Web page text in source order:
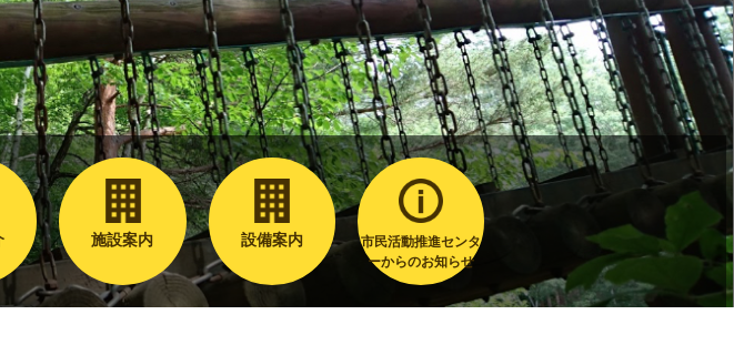
施設案内 設備案内
市民活動推進センタ
ーからのお知らせ